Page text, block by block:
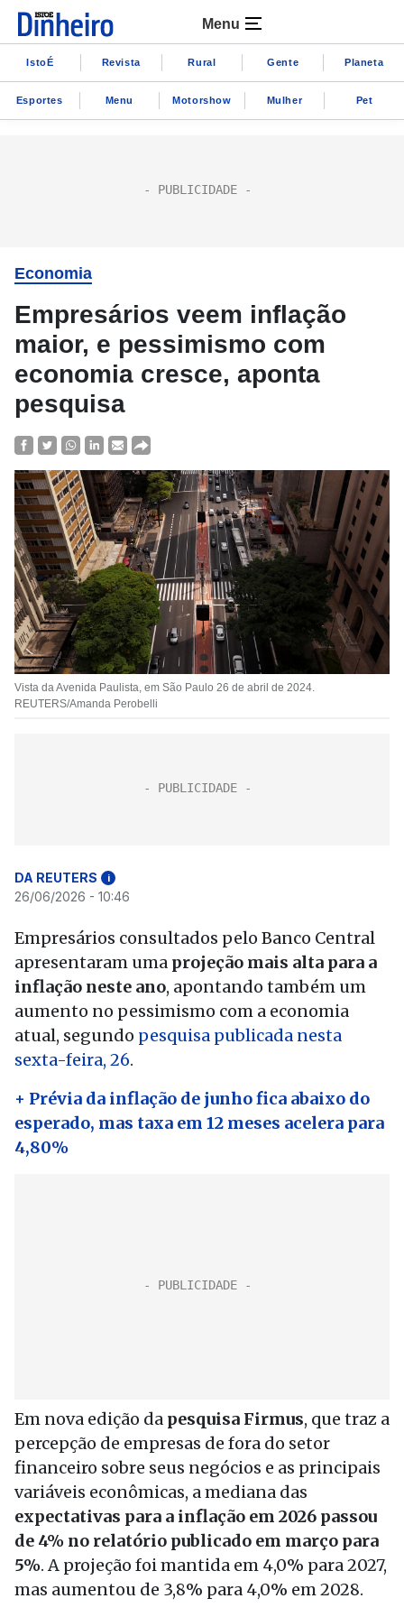
Menu
IstoÉ Revista Rural Gente Planeta
Esportes Menu Motorshow Mulher Pet
Economia
Empresários veem inflação
maior, e pessimismo com
economia cresce, aponta
pesquisa
Vista da Avenida Paulista, em São Paulo 26 de abril de 2024.
REUTERS/Amanda Perobelli
DA REUTERS i
26/06/2026 - 10:46
Empresários consultados pelo Banco Central
apresentaram uma projeção mais alta para a
inflação neste ano, apontando também um
aumento no pessimismo com a economia
atual, segundo pesquisa publicada nesta
sexta-feira, 26.
+ Prévia da inflação de junho fica abaixo do
esperado, mas taxa em 12 meses acelera para
4,80%
Em nova edição da pesquisa Firmus, que traz a
percepção de empresas de fora do setor
financeiro sobre seus negócios e as principais
variáveis econômicas, a mediana das
expectativas para a inflação em 2026 passou
de 4% no relatório publicado em março para
5%. A projeção foi mantida em 4,0% para 2027,
mas aumentou de 3,8% para 4,0% em 2028.